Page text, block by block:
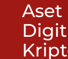
Aset